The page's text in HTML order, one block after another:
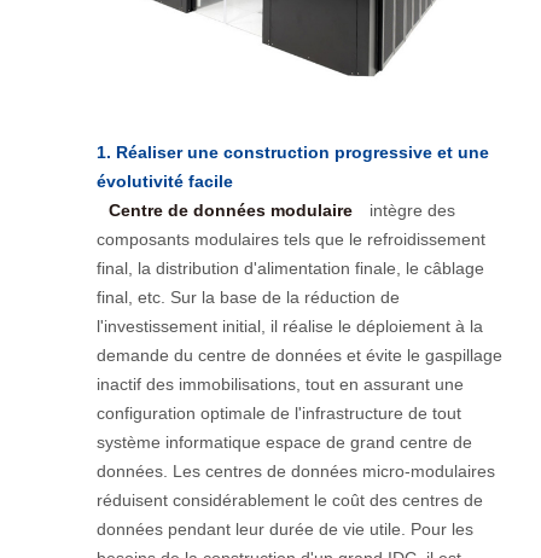
1. Réaliser une construction progressive et une
évolutivité facile
Centre de données modulaire
intègre des
composants modulaires tels que le refroidissement
final, la distribution d'alimentation finale, le câblage
final, etc. Sur la base de la réduction de
l'investissement initial, il réalise le déploiement à la
demande du centre de données et évite le gaspillage
inactif des immobilisations, tout en assurant une
configuration optimale de l'infrastructure de tout
système informatique espace de grand centre de
données. Les centres de données micro-modulaires
réduisent considérablement le coût des centres de
données pendant leur durée de vie utile. Pour les